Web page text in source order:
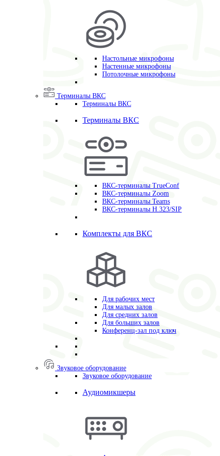
Настольные микрофоны
Настенные микрофоны
Потолочные микрофоны
Терминалы ВКС
Терминалы ВКС
Терминалы ВКС
ВКС-терминалы TrueConf
ВКС-терминалы Zoom
ВКС-терминалы Teams
ВКС-терминалы H.323/SIP
Комплекты для ВКС
Для рабочих мест
Для малых залов
Для средних залов
Для больших залов
Конференц-зал под ключ
Звуковое оборудование
Звуковое оборудование
Аудиомикшеры